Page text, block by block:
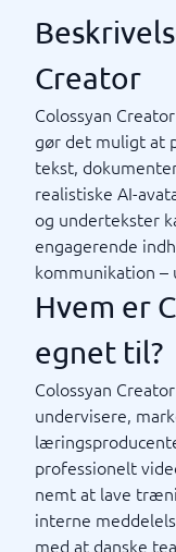
Creator
Colossyan
gør det muligt at
tekst,
realistiske AI-
og undertekster
engagerende
kommunikation –
Hvem er
egnet til?
Colossyan
undervisere,
professionelt
nemt at lave
interne
med at danske